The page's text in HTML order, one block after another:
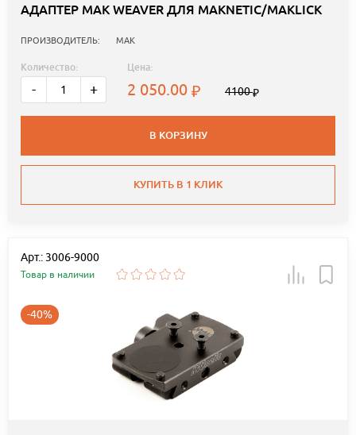
АДАПТЕР MAK WEAVER ДЛЯ MAKNETIC/MAKLICK
ПРОИЗВОДИТЕЛЬ: MAK
Количество:
- +
Цена:
2 050.00 4100
В КОРЗИНУ
КУПИТЬ В 1 КЛИК
Арт.: 3006-9000
Товар в наличии
-40%